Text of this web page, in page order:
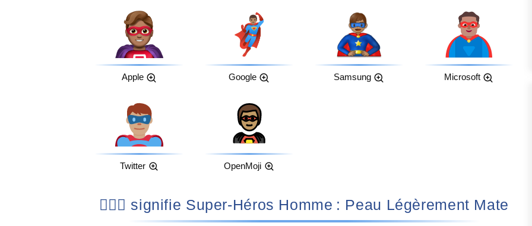
Apple Google Samsung Microsoft
Twitter OpenMoji
🦸🏽‍♂️ signifie Super-Héros Homme : Peau Légèrement Mate